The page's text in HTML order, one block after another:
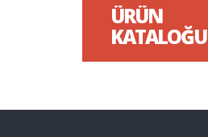
ÜRÜN
KATALOĞU